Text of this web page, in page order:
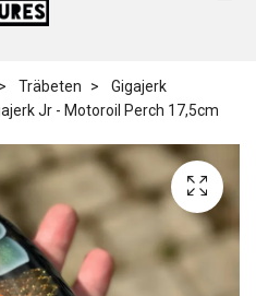
Träbeten
Gigajerk
Jr - Motoroil Perch 17,5cm